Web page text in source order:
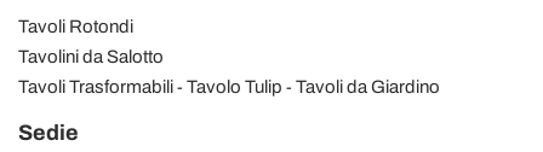
Tavoli Rotondi
Tavolini da Salotto
Tavoli Trasformabili
Tavolo Tulip Tavoli da Giardino
Sedie